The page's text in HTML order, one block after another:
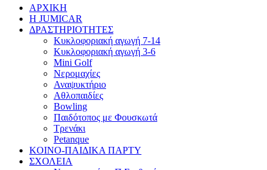
ΑΡΧΙΚΗ
Η JUMICAR
ΔΡΑΣΤΗΡΙΟΤΗΤΕΣ
Κυκλοφοριακή αγωγή 7-14
Κυκλοφοριακή αγωγή 3-6
Mini Golf
Νερομαχίες
Αναψυκτήριο
Αθλοπαιδίες
Bowling
Παιδότοπος με Φουσκωτά
Τρενάκι
Petanque
KOINO-ΠΑΙΔΙΚΑ ΠΑΡΤΥ
ΣΧΟΛΕΙΑ